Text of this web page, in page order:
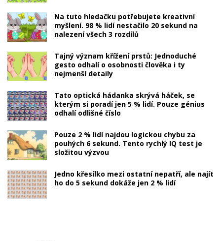
Na tuto hledačku potřebujete kreativní
myšlení. 98 % lidí nestačilo 20 sekund na
nalezení všech 3 rozdílů
Tajný význam křížení prstů: Jednoduché
gesto odhalí o osobnosti člověka i ty
nejmenší detaily
Tato optická hádanka skrývá háček, se
kterým si poradí jen 5 % lidí. Pouze génius
odhalí odlišné číslo
Pouze 2 % lidí najdou logickou chybu za
pouhých 6 sekund. Tento rychlý IQ test je
složitou výzvou
Jedno křesílko mezi ostatní nepatří, ale najít
ho do 5 sekund dokáže jen 2 % lidí